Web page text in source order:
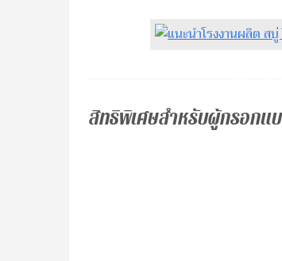
สิทธิพิเศษสำหรับผู้กรอกแ